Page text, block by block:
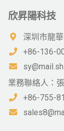
欣昇陽科技
深圳市龍
+86-136-
業務聯絡人：
+86-755-